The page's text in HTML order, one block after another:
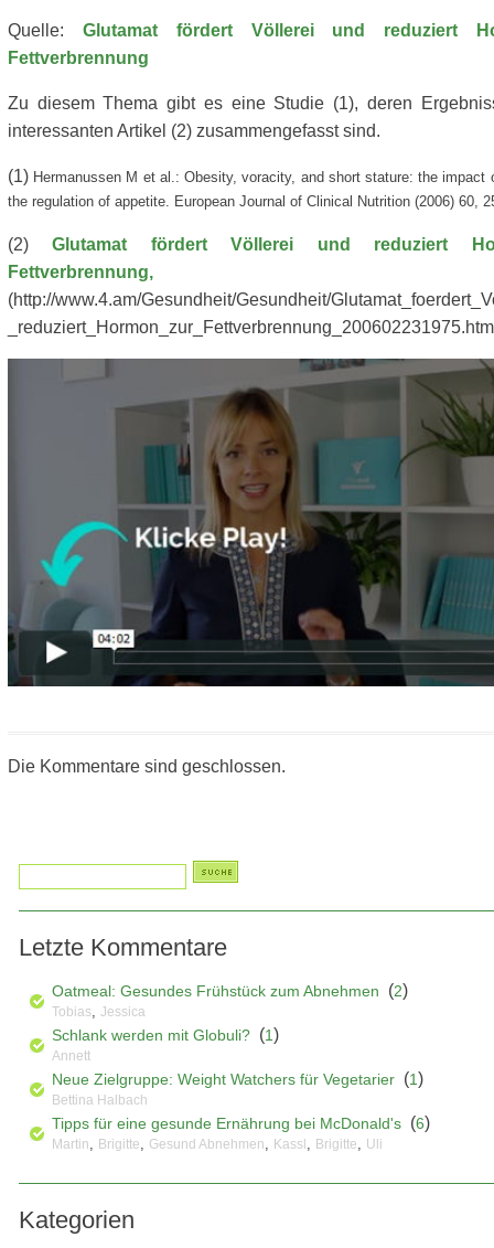
Quelle: Glutamat fördert Völlerei und reduziert
Fettverbrennung
Zu diesem Thema gibt es eine Studie (1), deren
interessanten Artikel (2) zusammengefasst sind.
(1) Hermanussen M et al.: Obesity, voracity, and short stature: the impact
the regulation of appetite. European Journal of Clinical Nutrition (2006) 60,
(2)Glutamat fördert Völlerei und reduziert
Fettverbrennung,
(http://www.4.am/Gesundheit/Gesundheit/
Die Kommentare sind geschlossen.
Letzte Kommentare
Oatmeal: Gesundes Frühstück zum Abnehmen (2)
Tobias, Jessica
Schlank werden mit Globuli? (1)
Annett
Neue Zielgruppe: Weight Watchers für Vegetarier (1)
Bettina Halbach
Tipps für eine gesunde Ernährung bei McDonald's (6)
Martin, Brigitte, Gesund Abnehmen, Kassl , Brigitte, Uli
Kategorien